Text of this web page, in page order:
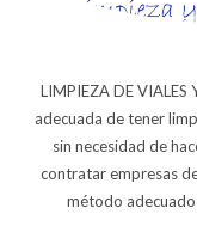
LIMPIEZA DE VIALES
adecuada de tener
sin necesidad de
contratar empresas
método